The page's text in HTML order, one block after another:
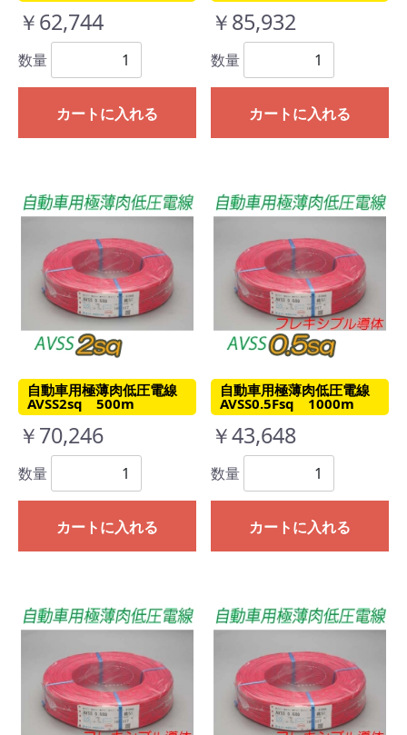
￥62,744
数量
カートに入れる
￥85,932
数量
カートに入れる
自動車用極薄肉低圧電線
AVSS2sq 500m
￥70,246
数量
カートに入れる
自動車用極薄肉低圧電線
AVSS0.5Fsq 1000m
￥43,648
数量
カートに入れる